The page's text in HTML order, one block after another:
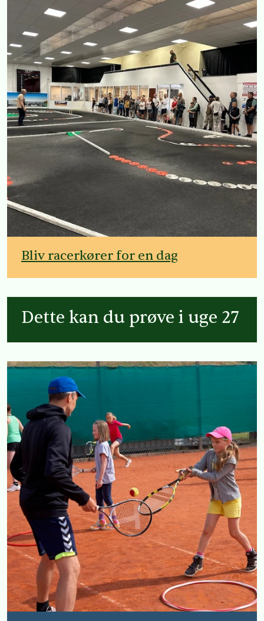
Bliv racerkører for en dag
Dette kan du prøve i uge 27